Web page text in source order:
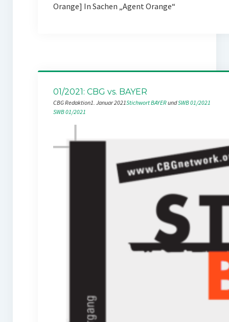
Orange] In Sachen „Agent Orange“
01/2021: CBG vs. BAYER
CBG Redaktion1. Januar 2021Stichwort BAYER und SWB 01/2021
SWB 01/2021